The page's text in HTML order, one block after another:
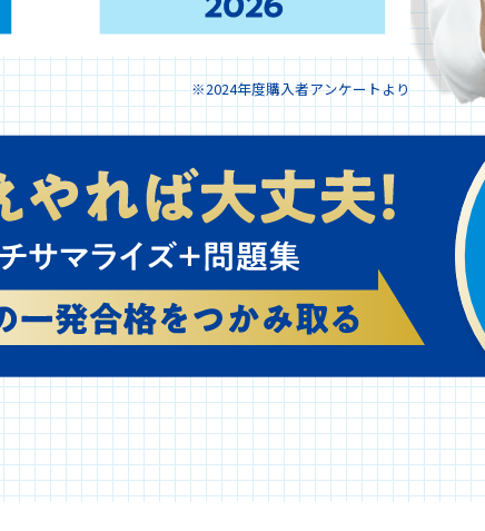
※2024年度購入者アンケートより